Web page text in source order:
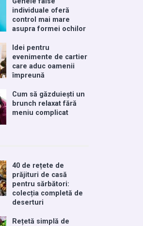
individuale oferă
control mai mare
asupra formei ochilor
Idei pentru
evenimente de cartier
care aduc oamenii
împreună
Cum să găzduiești un
brunch relaxat fără
meniu complicat
40 de rețete de
prăjituri de casă
pentru sărbători:
colecția completă de
deserturi
Rețetă simplă de